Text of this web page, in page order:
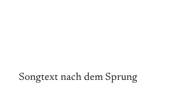
Songtext nach dem Sprung